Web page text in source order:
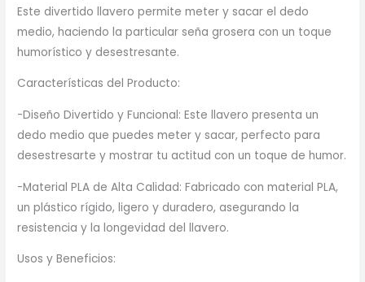
Este divertido llavero permite meter y sacar el dedo
medio, haciendo la particular seña grosera con un toque
humorístico y desestresante.
Características del Producto:
-Diseño Divertido y Funcional: Este llavero presenta un
dedo medio que puedes meter y sacar, perfecto para
desestresarte y mostrar tu actitud con un toque de humor.
-Material PLA de Alta Calidad: Fabricado con material PLA,
un plástico rígido, ligero y duradero, asegurando la
resistencia y la longevidad del llavero.
Usos y Beneficios: